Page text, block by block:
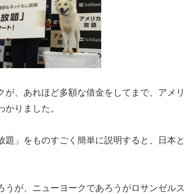
が、あれほど多額な借金をしてまで、アメ
かりました。
題」をものすごく簡単に説明すると、日本
うが、ニューヨークであろうがロサンゼル